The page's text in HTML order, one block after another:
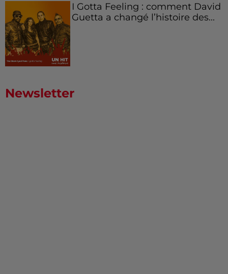
I Gotta Feeling : comment David
Guetta a changé l’histoire des...
Newsletter